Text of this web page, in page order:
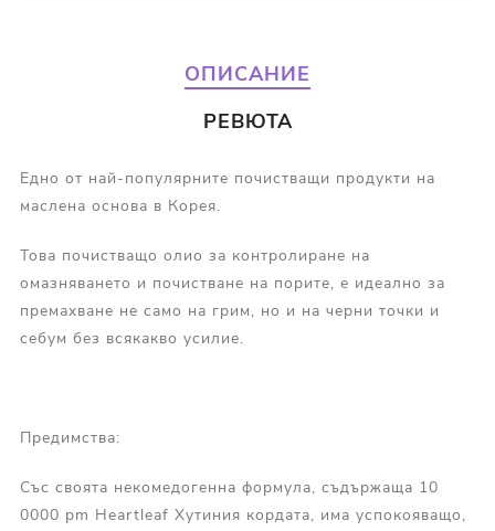
ОПИСАНИЕ
РЕВЮТА
Едно от най-популярните почистващи продукти на
маслена основа в Корея.
Това почистващо олио за контролиране на
омазняването и почистване на порите, е идеално за
премахване не само на грим, но и на черни точки и
себум без всякакво усилие.
Предимства:
Със своята некомедогенна формула, съдържаща 10
0000 pm Heartleaf Хутиния кордата, има успокояващо,